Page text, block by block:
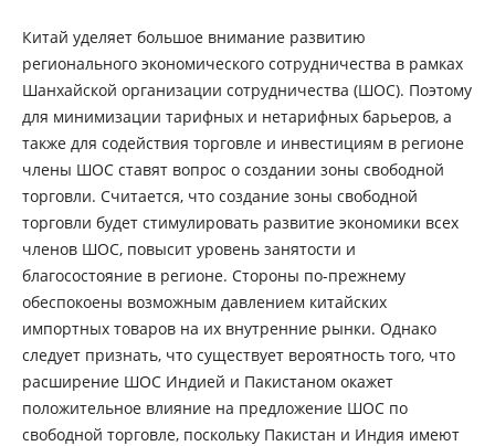
Китай уделяет большое внимание развитию
регионального экономического сотрудничества в рамках
Шанхайской организации сотрудничества (ШОС). Поэтому
для минимизации тарифных и нетарифных барьеров, а
также для содействия торговле и инвестициям в регионе
члены ШОС ставят вопрос о создании зоны свободной
торговли. Считается, что создание зоны свободной
торговли будет стимулировать развитие экономики всех
членов ШОС, повысит уровень занятости и
благосостояние в регионе. Стороны по-прежнему
обеспокоены возможным давлением китайских
импортных товаров на их внутренние рынки. Однако
следует признать, что существует вероятность того, что
расширение ШОС Индией и Пакистаном окажет
положительное влияние на предложение ШОС по
свободной торговле, поскольку Пакистан и Индия имеют